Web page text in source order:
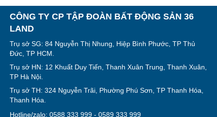
CÔNG TY CP TẬP ĐOÀN BẤT ĐỘNG SẢN 36
LAND
Trụ sở SG: 84 Nguyễn Thị Nhung, Hiệp Bình Phước, TP Thủ
Đức, TP HCM.
Trụ sở HN: 12 Khuất Duy Tiến, Thanh Xuân Trung, Thanh Xuân,
TP Hà Nội.
Trụ sở TH: 324 Nguyễn Trãi, Phường Phú Sơn, TP Thanh Hóa,
Thanh Hóa.
Hotline/zalo: 0588 333 999 - 0589 333 999